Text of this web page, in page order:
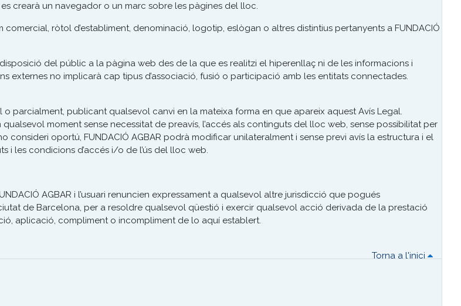
crearà un navegador o un marc sobre les pàgines del lloc.
ròtol d’establiment, denominació, logotip, eslògan o altres distintius pertanyents a FUNDACIÓ
del públic a la pàgina web des de la que es realitzi el hiperenllaç ni de les informacions i
externes no implicarà cap tipus d’associació, fusió o participació amb les entitats connectades.
parcialment, publicant qualsevol canvi en la mateixa forma en que apareix aquest Avís Legal.
moment sense necessitat de preavís, l’accés als continguts del lloc web, sense possibilitat per
consideri oportú, FUNDACIÓ AGBAR podrà modificar unilateralment i sense previ avís la estructura i el
i les condicions d’accés i/o de l’ús del lloc web.
AGBAR i l’usuari renuncien expressament a qualsevol altre jurisdicció que pogués
de Barcelona, per a resoldre qualsevol qüestió i exercir qualsevol acció derivada de la prestació
aplicació, compliment o incompliment de lo aquí establert.
Torna a l'inici